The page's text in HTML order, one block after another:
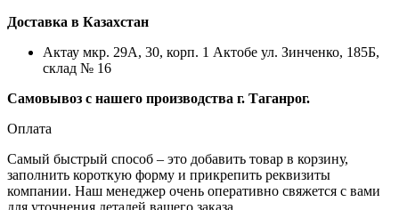
Доставка в Казахстан
Актау мкр. 29А, 30, корп. 1 Актобе ул. Зинченко, 185Б,
склад № 16
Самовывоз с нашего производства г. Таганрог.
Оплата
Самый быстрый способ – это добавить товар в корзину,
заполнить короткую форму и прикрепить реквизиты
компании. Наш менеджер очень оперативно свяжется с вами
для уточнения деталей вашего заказа.